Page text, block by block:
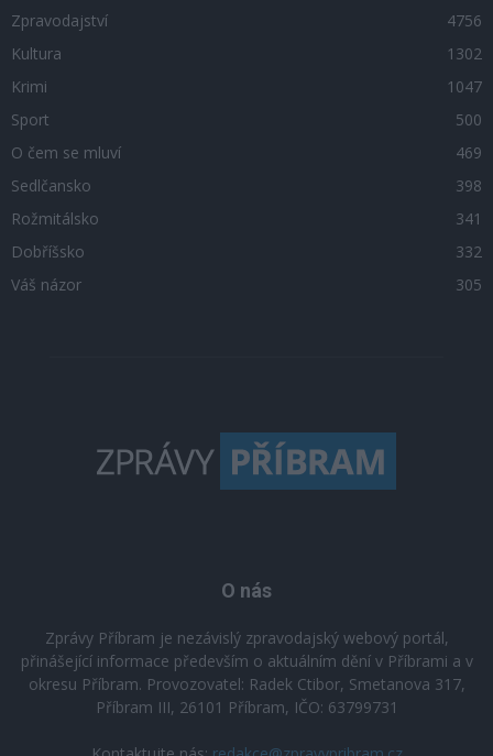
Zpravodajství
4756
Kultura
1302
Krimi
1047
Sport
500
O čem se mluví
469
Sedlčansko
398
Rožmitálsko
341
Dobříšsko
332
Váš názor
305
O nás
Zprávy Příbram je nezávislý zpravodajský webový portál,
přinášející informace především o aktuálním dění v Příbrami a v
okresu Příbram. Provozovatel: Radek Ctibor, Smetanova 317,
Příbram III, 26101 Příbram, IČO: 63799731